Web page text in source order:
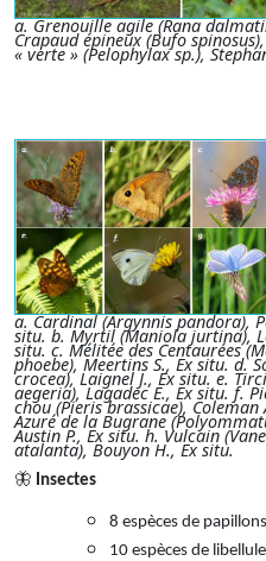
a. Grenouille agile (Rana
Crapaud épineux (Bufo
« verte » (Pelophylax sp.),
a. Cardinal (Argynnis pandora),
situ. b. Myrtil (Maniola jurtina),
situ. c. Mélitée des Centaurées
phoebe), Meertins S., Ex situ. d.
crocea), Laignel J., Ex situ. e.
aegeria), Lagadec E., Ex situ. f.
chou (Pieris brassicae), Coleman
Azuré de la Bugrane
Austin P., Ex situ. h. Vulcain
atalanta), Bouyon H., Ex situ.
🦋 Insectes
8 espèces de
10 espèces de